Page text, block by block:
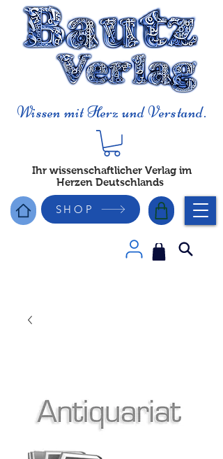
Wissen mit Herz und Verstand.
Ihr wissenschaftlicher Verlag im
Herzen Deutschlands
SHOP